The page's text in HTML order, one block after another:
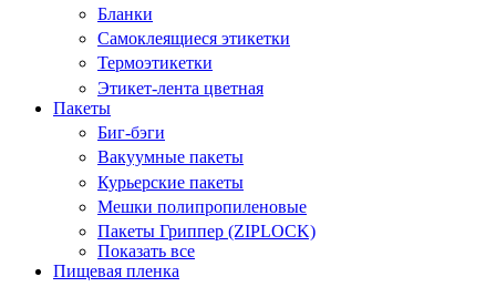
Бланки
Самоклеящиеся этикетки
Термоэтикетки
Этикет-лента цветная
Пакеты
Биг-бэги
Вакуумные пакеты
Курьерские пакеты
Мешки полипропиленовые
Пакеты Гриппер (ZIPLOCK)
Показать все
Пищевая пленка